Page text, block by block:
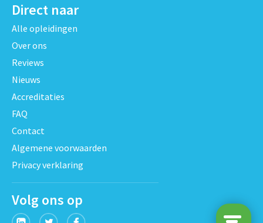
Direct naar
Alle opleidingen
Over ons
Reviews
Nieuws
Accreditaties
FAQ
Contact
Algemene voorwaarden
Privacy verklaring
Volg ons op